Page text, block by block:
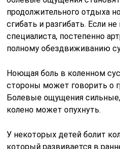
продолжительного отдыха
сгибать и разгибать. Если
специалиста, постепенно
полному обездвиживанию
Ноющая боль в коленном
стороны может говорить о
Болевые ощущения
колено может опухнуть.
У некоторых детей болит
который развивается в